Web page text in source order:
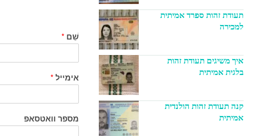
שֵׁם *
אימייל*
מספר וואטסאפ
תעודת זהות ספרד אמיתית
למכירה
איך משיגים תעודת זהות
בלגית אמיתית
קנה תעודת זהות הולנדית
אמיתית